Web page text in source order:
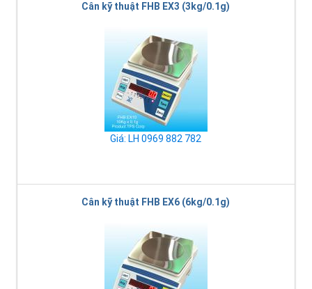
Cân kỹ thuật FHB EX3 (3kg/0.1g)
Giá: LH 0969 882 782
Cân kỹ thuật FHB EX6 (6kg/0.1g)